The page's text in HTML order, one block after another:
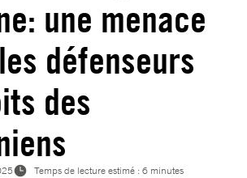
une menace
défenseurs
des
Temps de lecture estimé : 6 minutes